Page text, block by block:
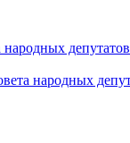
народных
народных